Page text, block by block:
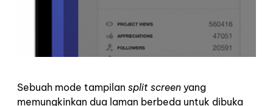
Sebuah mode tampilan split screen yang
memungkinkan dua laman berbeda untuk dibuka